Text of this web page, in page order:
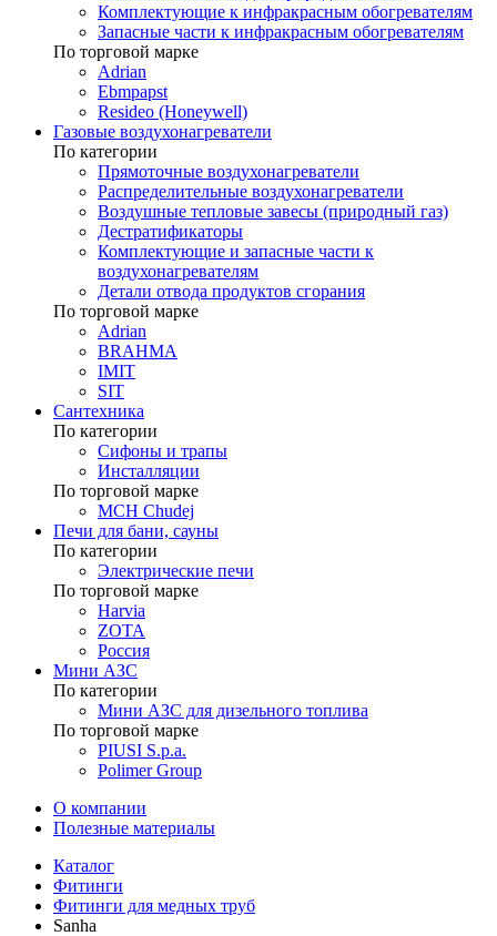
Комплектующие к инфракрасным обогревателям
Запасные части к инфракрасным обогревателям
По торговой марке
Adrian
Ebmpapst
Resideo (Honeywell)
Газовые воздухонагреватели
По категории
Прямоточные воздухонагреватели
Распределительные воздухонагреватели
Воздушные тепловые завесы (природный газ)
Дестратификаторы
Комплектующие и запасные части к
воздухонагревателям
Детали отвода продуктов сгорания
По торговой марке
Adrian
BRAHMA
IMIT
SIT
Сантехника
По категории
Сифоны и трапы
Инсталляции
По торговой марке
MCH Chudej
Печи для бани, сауны
По категории
Электрические печи
По торговой марке
Harvia
ZOTA
Россия
Мини АЗС
По категории
Мини АЗС для дизельного топлива
По торговой марке
PIUSI S.p.a.
Polimer Group
О компании
Полезные материалы
Каталог
Фитинги
Фитинги для медных труб
Sanha